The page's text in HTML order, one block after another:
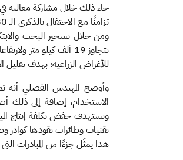
للأغراض الزراعية؛ بهدف تقليل
الاستخدام، إضافة إلى ذلك
هذا يمثّل جزءًا من المبادرات